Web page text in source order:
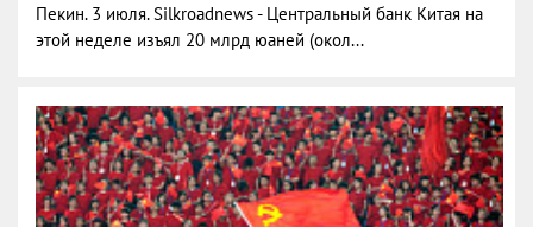
Пекин. 3 июля. Silkroadnews - Центральный банк Китая на
этой неделе изъял 20 млрд юаней (окол...